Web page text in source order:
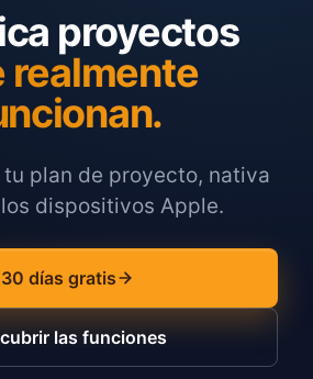
proyectos
realmente
plan de proyecto, nativa
dispositivos Apple.
30 días gratis
las funciones